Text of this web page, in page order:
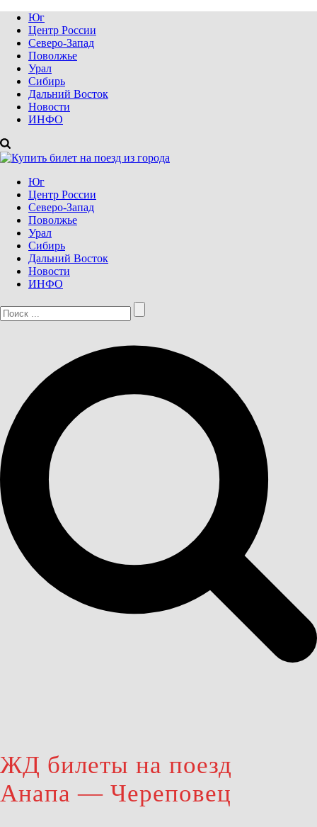
Юг
Центр России
Северо-Запад
Поволжье
Урал
Сибирь
Дальний Восток
Новости
ИНФО
Юг
Центр России
Северо-Запад
Поволжье
Урал
Сибирь
Дальний Восток
Новости
ИНФО
ЖД билеты на поезд
Анапа — Череповец